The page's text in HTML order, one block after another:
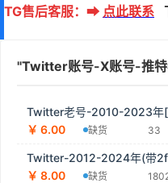
TG售后客服： ➡ 点此联系
"Twitter账号-X账号-推特
Twitter老号-2010-2023年[
￥ 6.00
缺货 33
Twitter-2012-2024年(带
￥ 8.00
缺货